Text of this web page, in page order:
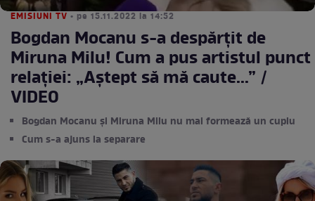
EMISIUNI TV • pe 15.11.2022 la 14:52
Bogdan Mocanu s-a despărțit de
Miruna Milu! Cum a pus artistul punct
relației: „Aștept să mă caute...” /
VIDEO
Bogdan Mocanu și Miruna Milu nu mai formează un cuplu
Cum s-a ajuns la separare